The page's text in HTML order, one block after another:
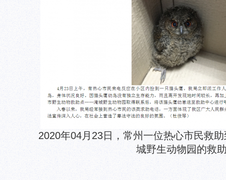
2020年04月23日，常州一位热心市民救
城野生动物园的救